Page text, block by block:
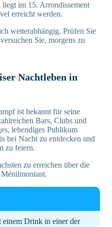
liegt im 15. Arrondissement
erreicht werden.
wetterabhängig. Prüfen Sie
Sie, morgens zu
Nachtleben in
ist bekannt für seine
Bars, Clubs und
lebendiges Publikum
bei Nacht zu entdecken und
zu feiern.
zu erreichen über die
einem Drink in einer der